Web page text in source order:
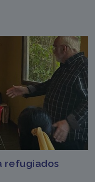
refugiados